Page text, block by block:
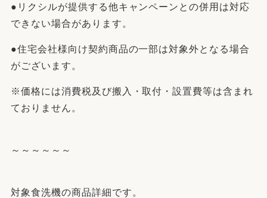
●リクシルが提供する他キャンペーンとの併用は対応
できない場合があります。
●住宅会社様向け契約商品の一部は対象外となる場合
がございます。
※価格には消費税及び搬入・取付・設置費等は含まれ
ておりません。
～～～～～～
対象食洗機の商品詳細です。